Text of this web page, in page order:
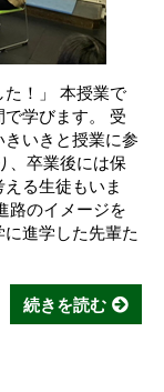
た！」 本授業で
学びます。 受
いきと授業に参
、卒業後には保
る生徒もいま
路のイメージを
進学した先輩た
続きを読む